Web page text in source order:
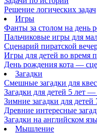
Решение логических задач
Игры
Фанты за столом на день
Пальчиковые игры для
Сценарий пиратской
Игры для детей во время
День рождения кота —
Загадки
Смешные загадки для
Загадки для детей 5 лет —
Зимние загадки для
Древние интересные
Загадки на английском
Мышление